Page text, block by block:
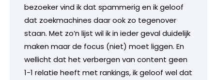
bezoeker vind ik dat spammerig en ik geloof
dat zoekmachines daar ook zo tegenover
staan. Met zo’n lijst wil ik in ieder geval duidelijk
maken maar de focus (niet) moet liggen. En
wellicht dat het verbergen van content geen
1-1 relatie heeft met rankings, ik geloof wel dat